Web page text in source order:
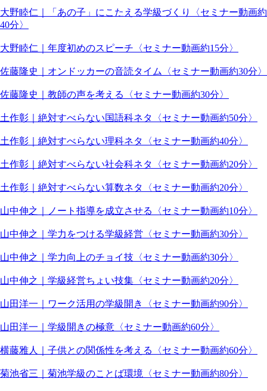
大野睦仁｜「あの子」にこたえる学級づくり〈セミナー動画約
40分〉
大野睦仁｜年度初めのスピーチ〈セミナー動画約15分〉
佐藤隆史｜オンドッカーの音読タイム〈セミナー動画約30分〉
佐藤隆史｜教師の声を考える〈セミナー動画約30分〉
土作彰｜絶対すべらない国語科ネタ〈セミナー動画約50分〉
土作彰｜絶対すべらない理科ネタ〈セミナー動画約40分〉
土作彰｜絶対すべらない社会科ネタ〈セミナー動画約20分〉
土作彰｜絶対すべらない算数ネタ〈セミナー動画約20分〉
山中伸之｜ノート指導を成立させる〈セミナー動画約10分〉
山中伸之｜学力をつける学級経営〈セミナー動画約30分〉
山中伸之｜学力向上のチョイ技〈セミナー動画約30分〉
山中伸之｜学級経営ちょい技集〈セミナー動画約20分〉
山田洋一｜ワーク活用の学級開き〈セミナー動画約90分〉
山田洋一｜学級開きの極意〈セミナー動画約60分〉
横藤雅人｜子供との関係性を考える〈セミナー動画約60分〉
菊池省三｜菊池学級のことば環境〈セミナー動画約80分〉